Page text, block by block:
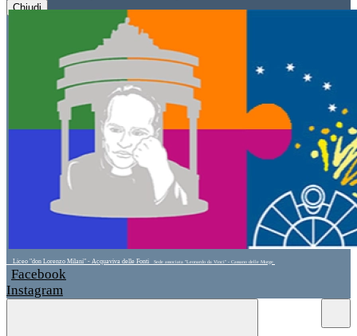
Chiudi
Liceo "don Lorenzo Milani" - Acquaviva delle Fonti Sede associata "Leonardo da Vinci" - Cassano delle Murge
Facebook
Instagram